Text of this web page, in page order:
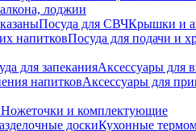
лоджии
Посуда для СВЧКрышки и
напитковПосуда для подачи и
для запеканияАксессуары для
напитковАксессуары для
Ножеточки и комплектующие
доскиКухонные